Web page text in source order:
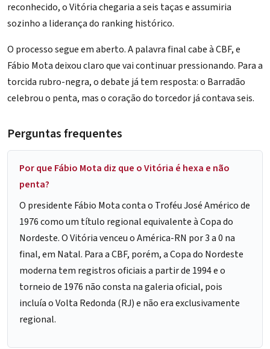
reconhecido, o Vitória chegaria a seis taças e assumiria
sozinho a liderança do ranking histórico.
O processo segue em aberto. A palavra final cabe à CBF, e
Fábio Mota deixou claro que vai continuar pressionando. Para a
torcida rubro-negra, o debate já tem resposta: o Barradão
celebrou o penta, mas o coração do torcedor já contava seis.
Perguntas frequentes
Por que Fábio Mota diz que o Vitória é hexa e não
penta?
O presidente Fábio Mota conta o Troféu José Américo de
1976 como um título regional equivalente à Copa do
Nordeste. O Vitória venceu o América-RN por 3 a 0 na
final, em Natal. Para a CBF, porém, a Copa do Nordeste
moderna tem registros oficiais a partir de 1994 e o
torneio de 1976 não consta na galeria oficial, pois
incluía o Volta Redonda (RJ) e não era exclusivamente
regional.